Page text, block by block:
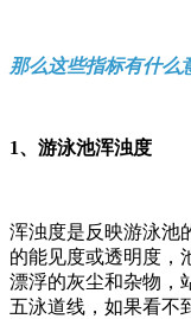
那么这些指标有什么
1、游泳池浑浊度
浑浊度是反映游泳池
的能见度或透明度，
漂浮的灰尘和杂物，
五泳道线，如果看不